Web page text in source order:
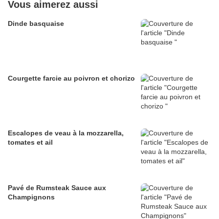
Vous aimerez aussi
Dinde basquaise
Courgette farcie au poivron et chorizo
Escalopes de veau à la mozzarella,
tomates et ail
Pavé de Rumsteak Sauce aux
Champignons